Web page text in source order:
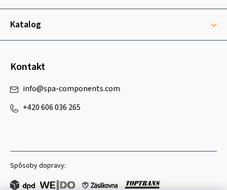
i
Katalog
Kontakt
info@spa-components.com
+420 606 036 265
Spôsoby dopravy: